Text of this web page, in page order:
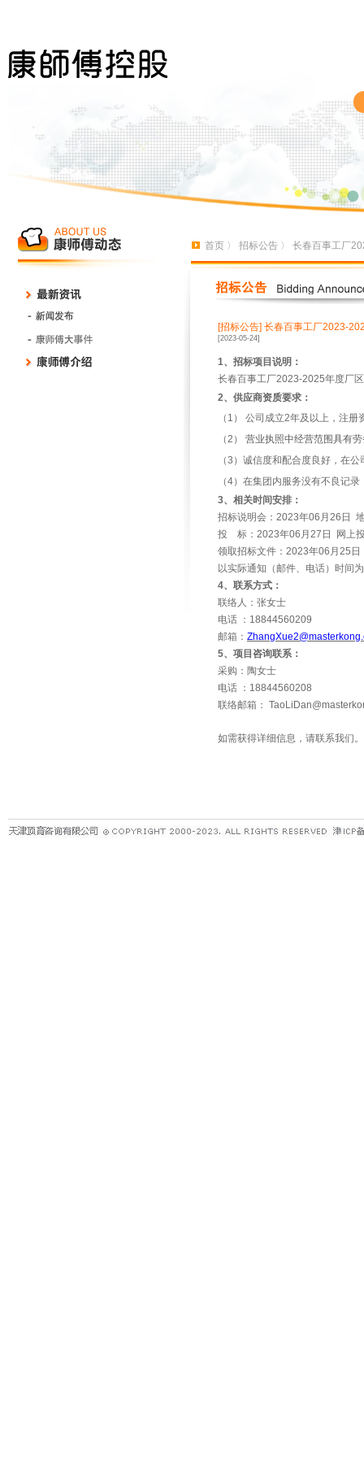
首页 〉 招标公告 〉 长春百事工厂
[招标公告] 长春百事工厂2023-
[2023-05-24]
1、招标项目说明：
长春百事工厂2023-2025年度厂
2、供应商资质要求：
（1）
公司成立2年及以上，注册
（2）
营业执照中经营范围具有
（3）诚信度和配合度良好，在
（4）在集团内服务没有不良记
3、相关时间安排：
招标说明会：2023年06月26日
投 标：2023年06月27日 网上
领取招标文件：2023年06月25
以实际通知（邮件、电话）时间
4、联系方式：
联络人：张女士
电话 ：18844560209
邮箱：
5、项目咨询联系：
采购：陶女士
电话 ：18844560208
联络邮箱：
如需获得详细信息，请联系我们。